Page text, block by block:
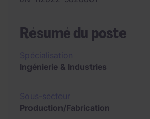
Résumé du poste
Ingénierie & Industries
Production/Fabrication